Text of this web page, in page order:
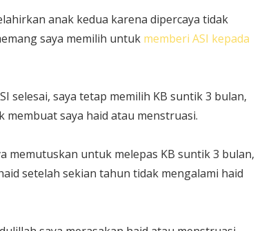
anak kedua karena dipercaya tidak
saya memilih untuk memberi ASI kepada
selesai, saya tetap memilih KB suntik 3 bulan,
saya haid atau menstruasi.
memutuskan untuk melepas KB suntik 3 bulan,
setelah sekian tahun tidak mengalami haid